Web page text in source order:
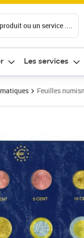
ou un service ....
Les services
Feuilles